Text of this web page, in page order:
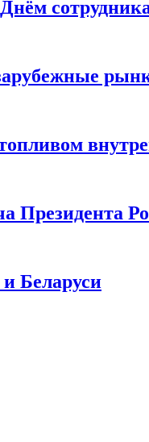
Президента
Беларуси